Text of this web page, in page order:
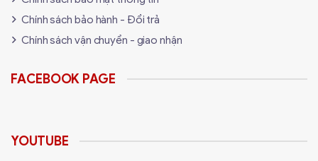
Chính sách bảo hành - Đổi trả
Chính sách vận chuyển - giao nhận
FACEBOOK PAGE
YOUTUBE